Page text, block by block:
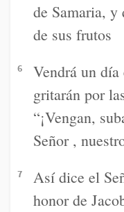
de Samaria, y
de sus frutos
6
Vendrá un
gritarán por
“¡Vengan,
Señor ,
7
Así dice el
honor de